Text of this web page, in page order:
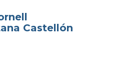
Castellón